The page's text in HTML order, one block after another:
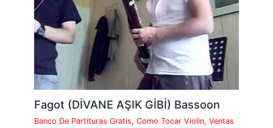
Fagot (DİVANE AŞIK GİBİ) Bassoon
Banco De Partituras Gratis,Como Tocar Violin,Ventas